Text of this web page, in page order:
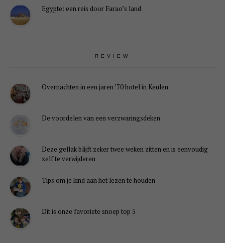
Egypte: een reis door Farao’s land
REVIEW
Overnachten in een jaren ’70 hotel in Keulen
De voordelen van een verzwaringsdeken
Deze gellak blijft zeker twee weken zitten en is eenvoudig
zelf te verwijderen
Tips om je kind aan het lezen te houden
Dit is onze favoriete snoep top 5